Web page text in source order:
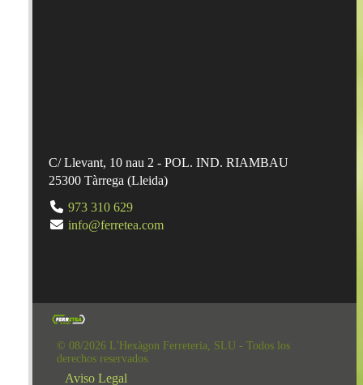
C/ Llevant, 10 nau 2 - POL. IND. RIAMBAU
25300 Tàrrega (Lleida)
973 310 629
info@ferretea.com
© 08/2026 L'Hexàgon Ferreteria, SLU - Todos los
derechos reservados.
Aviso Legal